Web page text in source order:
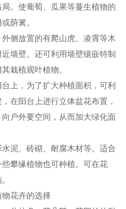
。使葡萄、瓜果等蔓生植物的
荫篱。
侧放置的有爬山虎、凌霄等木
墙壁。还可利用墙壁镶嵌特制
栽植观叶植物。
上，为了扩大种植面积，可利
在阳台上进行立体盆花布置，
户外要空间，从而加大绿化面
泥、砖砌、耐腐木材等。适合
攀缘植物也可种植。可在花
花卉的选择